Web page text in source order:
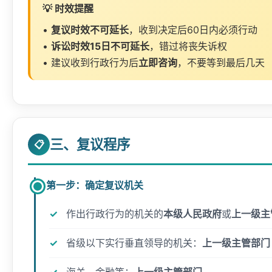
💡 时效提醒
• 复议时效不可延长，收到决定后60日内必须行动
• 诉讼时效15日不可延长，错过将丧失诉权
• 建议收到行政行为后立即咨询，不要等到最后几天
📋 三、复议程序
第一步：确定复议机关
作出行政行为的机关的本级人民政府或上一级
省级以下实行垂直领导的机关： 上一级主管部门